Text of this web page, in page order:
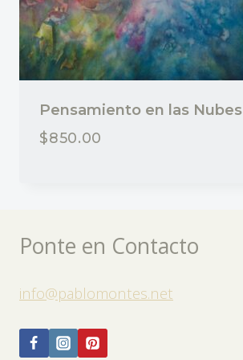
Pensamiento en las Nubes
$850.00
Ponte en Contacto
info@pablomontes.net